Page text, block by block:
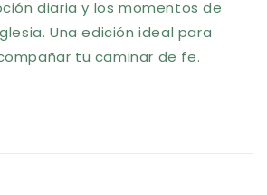
diaria y los momentos de
Una edición ideal para
tu caminar de fe.